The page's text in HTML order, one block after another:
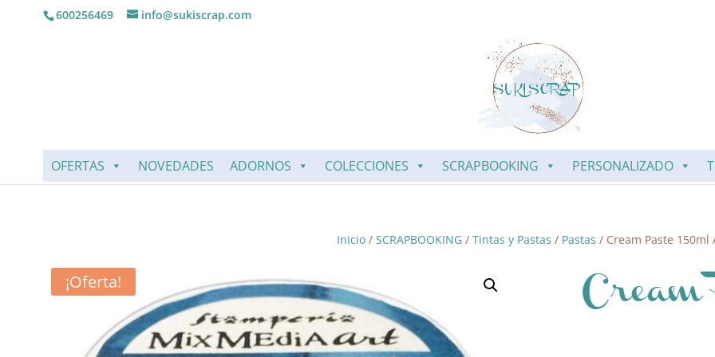
600256469 info@sukiscrap.com
OFERTAS NOVEDADES ADORNOS COLECCIONES SCRAPBOOKING PERSONALIZADO
Inicio / SCRAPBOOKING / Tintas y Pastas / Pastas / Cream Paste 150ml
¡Oferta!
Cream